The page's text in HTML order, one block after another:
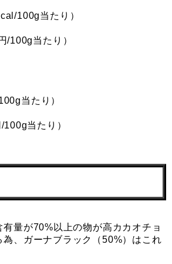
100g当たり）
/100g当たり）
当たり）
当たり）
量が70%以上の物が高カカオチョ
為、ガーナブラック（50%）はこれ